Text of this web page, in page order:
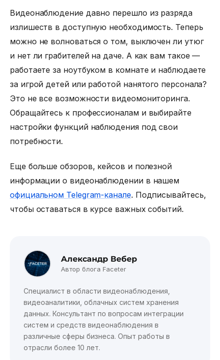
Видеонаблюдение давно перешло из разряда
излишеств в доступную необходимость. Теперь
можно не волноваться о том, выключен ли утюг
и нет ли грабителей на даче. А как вам такое —
работаете за ноутбуком в комнате и наблюдаете
за игрой детей или работой нанятого персонала?
Это не все возможности видеомониторинга.
Обращайтесь к профессионалам и выбирайте
настройки функций наблюдения под свои
потребности.
Еще больше обзоров, кейсов и полезной
информации о видеонаблюдении в нашем
официальном Telegram-канале. Подписывайтесь,
чтобы оставаться в курсе важных событий.
Александр Вебер
Автор блога Faceter
Специалист в области видеонаблюдения,
видеоаналитики, облачных систем хранения
данных. Консультант по вопросам интеграции
систем и средств видеонаблюдения в
различные сферы бизнеса. Опыт работы в
отрасли более 10 лет.